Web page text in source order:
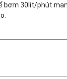
bơm 30lit/phút